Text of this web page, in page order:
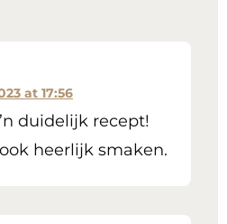
at 17:56
duidelijk recept!
heerlijk smaken.